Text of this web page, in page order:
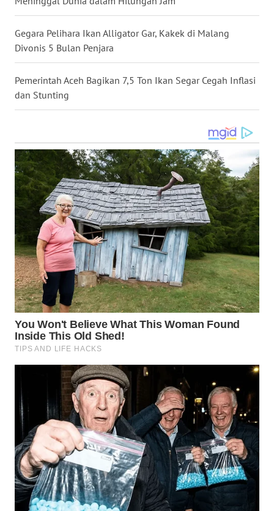
Gegara Pelihara Ikan Alligator Gar, Kakek di Malang
Divonis 5 Bulan Penjara
Pemerintah Aceh Bagikan 7,5 Ton Ikan Segar Cegah Inflasi
dan Stunting
KALBAR
WN
KALTENG
WN
KALSEL
WN
KALTIM
WN
SULSEL
WN
GORONTALO
WN
SULUT
WN
MALUT
WN
DAIRI
WN